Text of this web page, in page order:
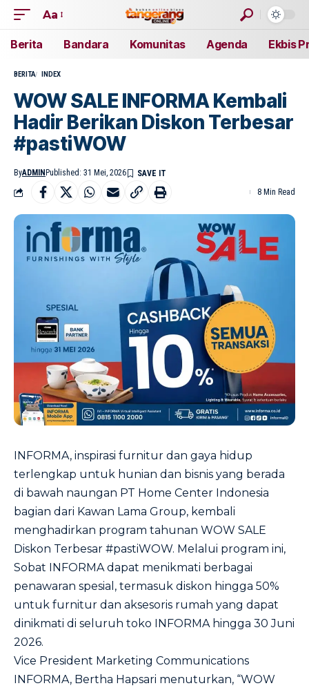
Aa
Berita Bandara Komunitas Agenda Ekbis
BERITA INDEX
WOW SALE INFORMA Kembali
Hadir Berikan Diskon Terbesar
#pastiWOW
ByADMIN Published: 31 Mei, 2026
8 Min Read
INFORMA, inspirasi furnitur dan gaya hidup
terlengkap untuk hunian dan bisnis yang berada
di bawah naungan PT Home Center Indonesia
bagian dari Kawan Lama Group, kembali
menghadirkan program tahunan WOW SALE
Diskon Terbesar #pastiWOW. Melalui program ini,
Sobat INFORMA dapat menikmati berbagai
penawaran spesial, termasuk diskon hingga 50%
untuk furnitur dan aksesoris rumah yang dapat
dinikmati di seluruh toko INFORMA hingga 30 Juni
2026.
Vice President Marketing Communications
INFORMA, Bertha Hapsari menuturkan, “WOW